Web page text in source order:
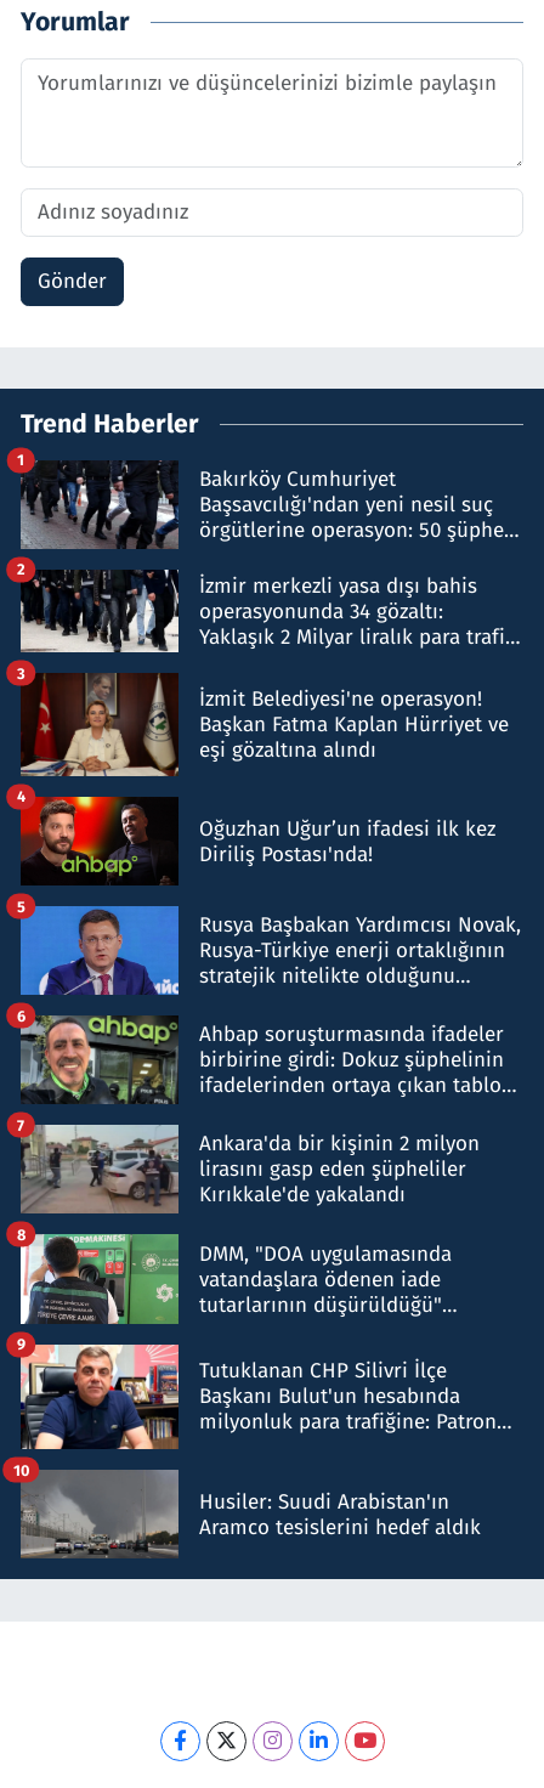
Yorumlar
Gönder
Trend Haberler
Bakırköy Cumhuriyet
Başsavcılığı'ndan yeni nesil suç
örgütlerine operasyon: 50 şüpheli
1
İzmir merkezli yasa dışı bahis
operasyonunda 34 gözaltı:
Yaklaşık 2 Milyar liralık para trafiği
2
İzmit Belediyesi'ne operasyon!
Başkan Fatma Kaplan Hürriyet ve
eşi gözaltına alındı
3
Oğuzhan Uğur’un ifadesi ilk kez
Diriliş Postası'nda!
4
Rusya Başbakan Yardımcısı Novak,
Rusya-Türkiye enerji ortaklığının
stratejik nitelikte olduğunu
5
Ahbap soruşturmasında ifadeler
birbirine girdi: Dokuz şüphelinin
ifadelerinden ortaya çıkan tablo
6
Ankara'da bir kişinin 2 milyon
lirasını gasp eden şüpheliler
Kırıkkale'de yakalandı
7
DMM, "DOA uygulamasında
vatandaşlara ödenen iade
tutarlarının düşürüldüğü"
8
Tutuklanan CHP Silivri İlçe
Başkanı Bulut'un hesabında
milyonluk para trafiğine: Patron
9
Husiler: Suudi Arabistan'ın
Aramco tesislerini hedef aldık
10